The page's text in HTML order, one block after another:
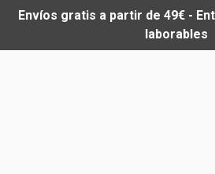
Envíos gratis a partir de 49€ -
laborables